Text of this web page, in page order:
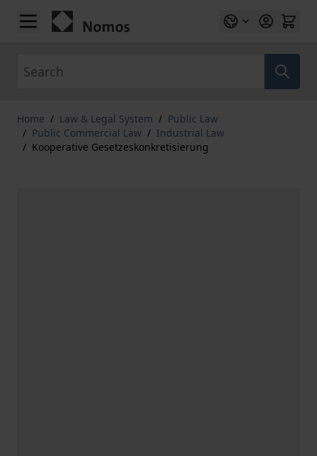
Skip to Content
Home / Law & Legal System / Public Law
/ Public Commercial Law / Industrial Law
/ Kooperative Gesetzeskonkretisierung